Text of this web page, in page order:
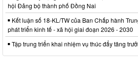
hội Đảng bộ thành phố Đồng Nai
Kết luận số 18-KL/TW của Ban Chấp hành
phát triển kinh tế - xã hội giai đoạn 2026 - 2030
Tập trung triển khai nhiệm vụ thúc đẩy tăng